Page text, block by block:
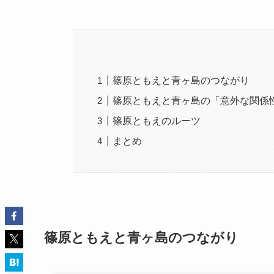
篠原ともえと青ヶ島のつながり
篠原ともえと青ヶ島の「意外な関係
篠原ともえのルーツ
まとめ
篠原ともえと青ヶ島のつながり